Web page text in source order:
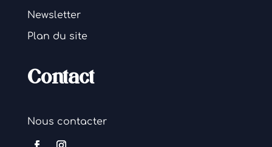
Newsletter
Plan du site
Contact
Nous contacter